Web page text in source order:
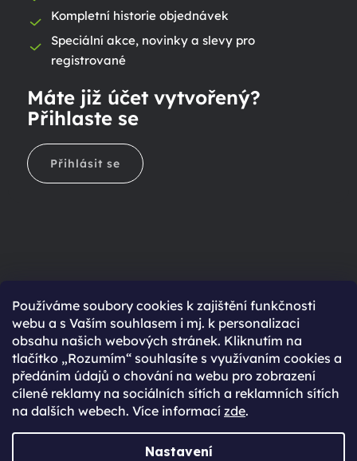
Používáme soubory cookies k zajištění funkčnosti
webu a s Vaším souhlasem i mj. k personalizaci
obsahu našich webových stránek. Kliknutím na
tlačítko „Rozumím“ souhlasíte s využívaním cookies a
předáním údajů o chování na webu pro zobrazení
cílené reklamy na sociálních sítích a reklamních sítích
na dalších webech. Více informací zde.
Nastavení
Kompletní historie objednávek
Speciální akce, novinky a slevy pro
registrované
Máte již účet vytvořený?
Přihlaste se
Přihlásit se
Ještě nemáte účet?
Rychlejší nákup díky uloženým údajům
Přehled o stavu objednávky
Kompletní historie objednávek
Speciální akce, novinky a slevy pro registrované